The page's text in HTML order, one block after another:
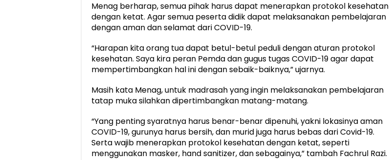
Menag berharap, semua pihak harus dapat menerapkan protokol kesehatan
dengan ketat. Agar semua peserta didik dapat melaksanakan pembelajaran
dengan aman dan selamat dari COVID-19.
“Harapan kita orang tua dapat betul-betul peduli dengan aturan protokol
kesehatan. Saya kira peran Pemda dan gugus tugas COVID-19 agar dapat
mempertimbangkan hal ini dengan sebaik-baiknya,” ujarnya.
Masih kata Menag, untuk madrasah yang ingin melaksanakan pembelajaran
tatap muka silahkan dipertimbangkan matang-matang.
“Yang penting syaratnya harus benar-benar dipenuhi, yakni lokasinya aman
COVID-19, gurunya harus bersih, dan murid juga harus bebas dari Covid-19.
Serta wajib menerapkan protokol kesehatan dengan ketat, seperti
menggunakan masker, hand sanitizer, dan sebagainya,” tambah Fachrul Razi.